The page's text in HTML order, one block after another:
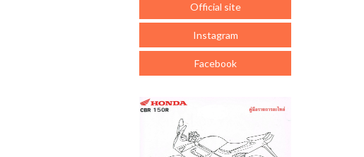
Official site
Instagram
Facebook